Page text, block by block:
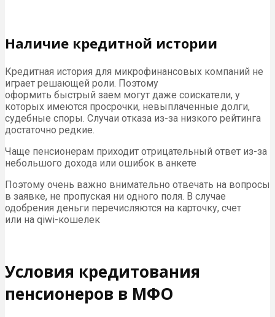
Наличие кредитной истории
Кредитная история для микрофинансовых компаний не
играет решающей роли. Поэтому
оформить быстрый заем могут даже соискатели, у
которых имеются просрочки, невыплаченные долги,
судебные споры. Случаи отказа из-за низкого рейтинга
достаточно редкие.
Чаще пенсионерам приходит отрицательный ответ из-за
небольшого дохода или ошибок в анкете
Поэтому очень важно внимательно отвечать на вопросы
в заявке, не пропуская ни одного поля. В случае
одобрения деньги перечисляются на карточку, счет
или на qiwi-кошелек
Условия кредитования
пенсионеров в МФО